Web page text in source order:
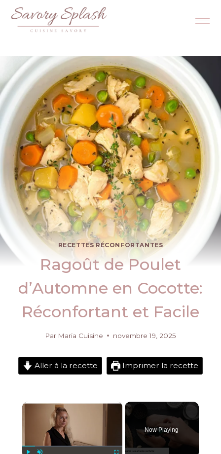
RECETTES RÉCONFORTANTES
Ragoût de Poulet
d’Automne en Cocotte:
Réconfortant et Facile
Par Maria Cuisine novembre 19, 2025
Aller à la recette Imprimer la recette
×
Now Playing